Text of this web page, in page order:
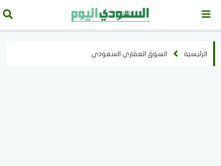
الرئيسية السوق العقاري السعودي